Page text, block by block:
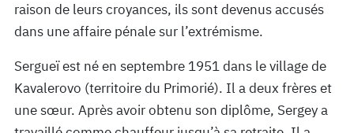
raison de leurs croyances, ils sont devenus accusés
dans une affaire pénale sur l’extrémisme.
Sergueï est né en septembre 1951 dans le village de
Kavalerovo (territoire du Primorié). Il a deux frères et
une sœur. Après avoir obtenu son diplôme, Sergey a